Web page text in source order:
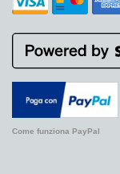
Come funziona PayPal